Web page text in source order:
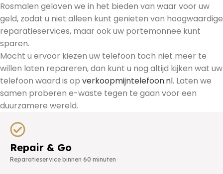
Rosmalen geloven we in het bieden van waar voor uw
geld, zodat u niet alleen kunt genieten van hoogwaardige
reparatieservices, maar ook uw portemonnee kunt
sparen.
Mocht u ervoor kiezen uw telefoon toch niet meer te
willen laten repareren, dan kunt u nog altijd kijken wat uw
telefoon waard is op verkoopmijntelefoon.nl. Laten we
samen proberen e-waste tegen te gaan voor een
duurzamere wereld.
Repair & Go
Reparatieservice binnen 60 minuten